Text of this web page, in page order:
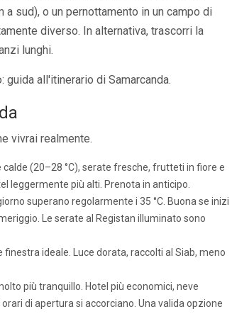
sud), o un pernottamento in un campo di
diverso. In alternativa, trascorri la
lunghi.
guida all'itinerario di Samarcanda.
vivrai realmente.
calde (20–28 °C), serate fresche, frutteti in fiore e
leggermente più alti. Prenota in anticipo.
superano regolarmente i 35 °C. Buona se inizi
Le serate al Registan illuminato sono
finestra ideale. Luce dorata, raccolti al Siab, meno
più tranquillo. Hotel più economici, neve
di apertura si accorciano. Una valida opzione